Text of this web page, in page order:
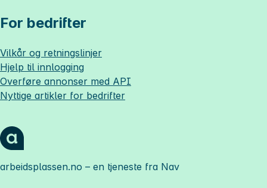
For bedrifter
Vilkår og retningslinjer
Hjelp til innlogging
Overføre annonser med API
Nyttige artikler for bedrifter
arbeidsplassen.no – en tjeneste fra Nav